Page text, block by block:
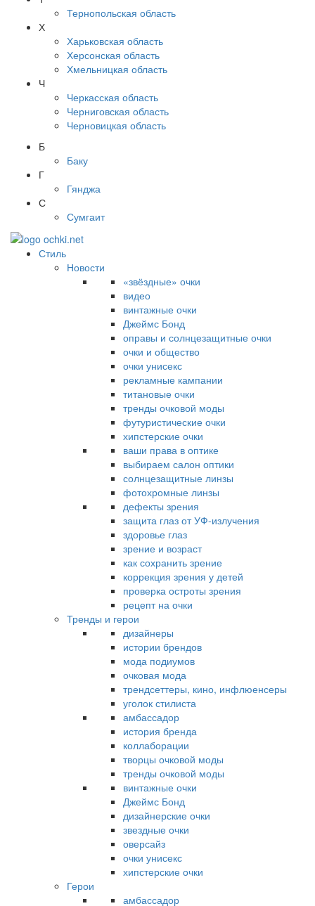
Тернопольская область
Х
Харьковская область
Херсонская область
Хмельницкая область
Ч
Черкасская область
Черниговская область
Черновицкая область
Б
Баку
Г
Гянджа
С
Сумгаит
Стиль
Новости
«звёздные» очки
видео
винтажные очки
Джеймс Бонд
оправы и солнцезащитные очки
очки и общество
очки унисекс
рекламные кампании
титановые очки
тренды очковой моды
футуристические очки
хипстерские очки
ваши права в оптике
выбираем салон оптики
солнцезащитные линзы
фотохромные линзы
дефекты зрения
защита глаз от УФ-излучения
здоровье глаз
зрение и возраст
как сохранить зрение
коррекция зрения у детей
проверка остроты зрения
рецепт на очки
Тренды и герои
дизайнеры
истории брендов
мода подиумов
очковая мода
трендсеттеры, кино, инфлюенсеры
уголок стилиста
амбассадор
история бренда
коллаборации
творцы очковой моды
тренды очковой моды
винтажные очки
Джеймс Бонд
дизайнерские очки
звездные очки
оверсайз
очки унисекс
хипстерские очки
Герои
амбассадор